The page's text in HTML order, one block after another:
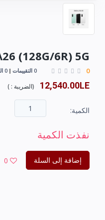
(128G/6R) 5G
0 0 التقييمات 0 الطلبات
12,540.00LE
(الضريبة : )
الكمية:
نفذت الكمية
إضافة إلى السلة 0